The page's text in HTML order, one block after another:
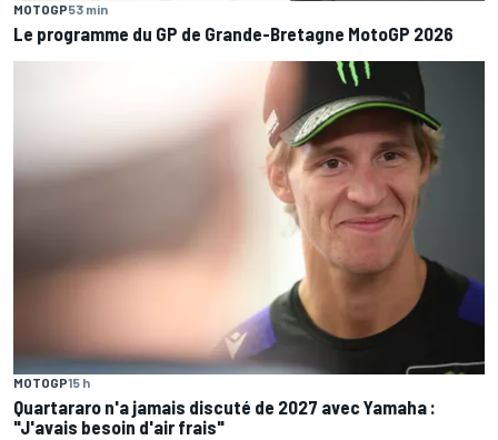
MOTOGP53 min
Le programme du GP de Grande-Bretagne MotoGP 2026
MOTOGP15 h
Quartararo n'a jamais discuté de 2027 avec Yamaha :
"J'avais besoin d'air frais"